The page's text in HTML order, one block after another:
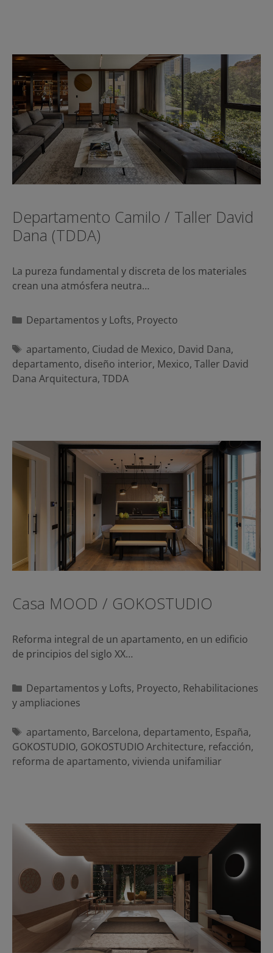
Departamento Camilo / Taller David
Dana (TDDA)
La pureza fundamental y discreta de los materiales
crean una atmósfera neutra…
Categorías
Departamentos y Lofts, Proyecto
Etiquetas
apartamento, Ciudad de Mexico, David Dana,
departamento, diseño interior, Mexico, Taller David
Dana Arquitectura, TDDA
Casa MOOD / GOKOSTUDIO
Reforma integral de un apartamento, en un edificio
de principios del siglo XX…
Categorías
Departamentos y Lofts, Proyecto, Rehabilitaciones
y ampliaciones
Etiquetas
apartamento, Barcelona, departamento, España,
GOKOSTUDIO, GOKOSTUDIO Architecture, refacción,
reforma de apartamento, vivienda unifamiliar